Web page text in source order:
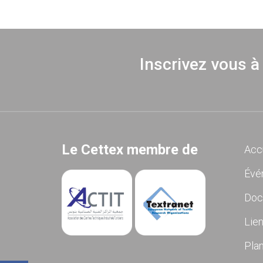
Inscrivez vous
Le Cettex membre de